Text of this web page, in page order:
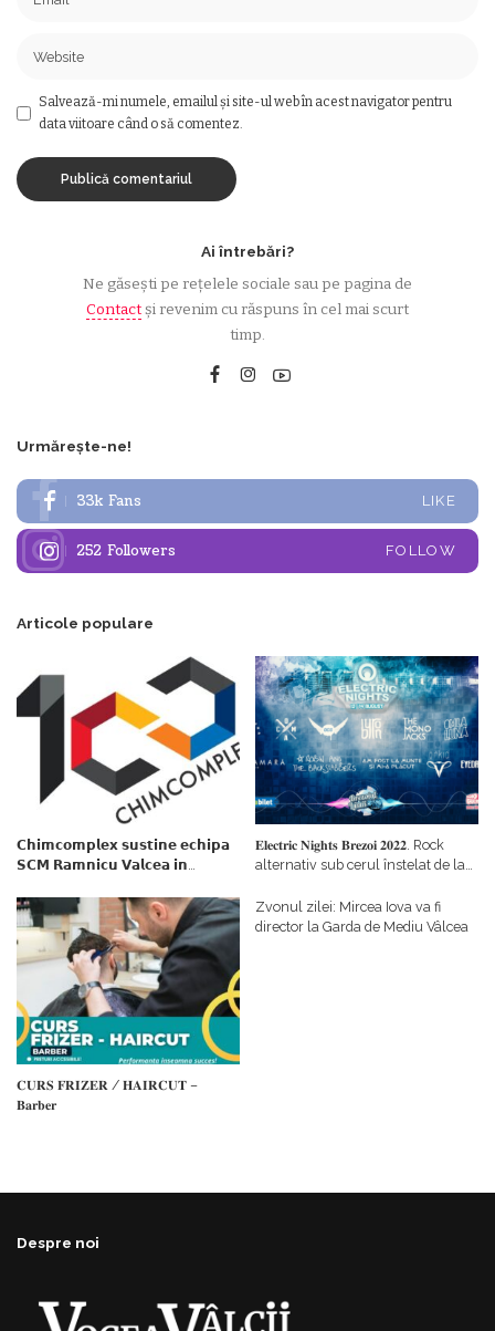
Salvează-mi numele, emailul și site-ul web în acest navigator pentru
data viitoare când o să comentez.
Ai întrebări?
Ne găsești pe rețelele sociale sau pe pagina de
Contactși revenim cu răspuns în cel mai scurt
timp.
Urmărește-ne!
33k Fans LIKE
252 Followers FOLLOW
Articole populare
𝗖𝗵𝗶𝗺𝗰𝗼𝗺𝗽𝗹𝗲𝘅 𝘀𝘂𝘀𝘁𝗶𝗻𝗲 𝗲𝗰𝗵𝗶𝗽𝗮
𝗦𝗖𝗠 𝗥𝗮𝗺𝗻𝗶𝗰𝘂 𝗩𝗮𝗹𝗰𝗲𝗮 𝗶𝗻
𝗳𝗶𝗻𝗮𝗻𝘁𝗮𝘁𝗼𝗿
𝐄𝐥𝐞𝐜𝐭𝐫𝐢𝐜 𝐍𝐢𝐠𝐡𝐭𝐬 𝐁𝐫𝐞𝐳𝐨𝐢 𝟐𝟎𝟐𝟐. Rock
alternativ sub cerul înstelat de la
𝐂𝐔𝐑𝐒 𝐅𝐑𝐈𝐙𝐄𝐑 / 𝐇𝐀𝐈𝐑𝐂𝐔𝐓 –
𝐁𝐚𝐫𝐛𝐞𝐫
Zvonul zilei: Mircea Iova va fi
director la Garda de Mediu Vâlcea
Despre noi